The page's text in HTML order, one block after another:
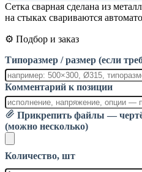
Сетка сварная сделана из
на стыках свариваются
⚙️ Подбор и заказ
Типоразмер / размер (если
Комментарий к позиции
Прикрепить файлы —
(можно несколько)
Количество, шт